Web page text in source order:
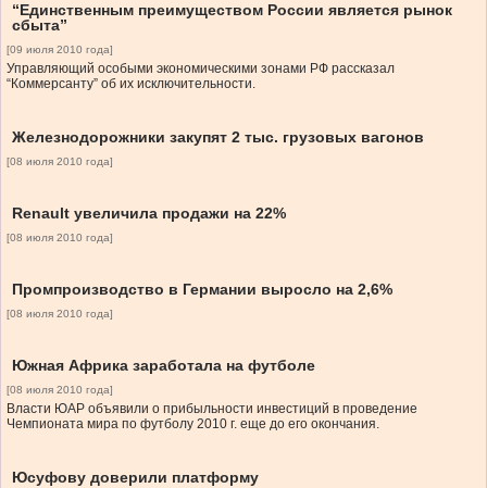
“Единственным преимуществом России является рынок
сбыта”
[09 июля 2010 года]
Управляющий особыми экономическими зонами РФ рассказал
“Коммерсанту” об их исключительности.
Железнодорожники закупят 2 тыс. грузовых вагонов
[08 июля 2010 года]
Renault увеличила продажи на 22%
[08 июля 2010 года]
Промпроизводство в Германии выросло на 2,6%
[08 июля 2010 года]
Южная Африка заработала на футболе
[08 июля 2010 года]
Власти ЮАР объявили о прибыльности инвестиций в проведение
Чемпионата мира по футболу 2010 г. еще до его окончания.
Юсуфову доверили платформу